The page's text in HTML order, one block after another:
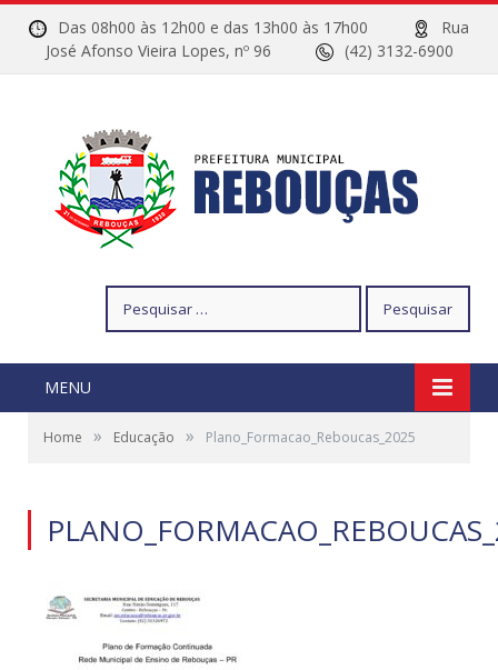
Das 08h00 às 12h00 e das 13h00 às 17h00
Rua
José Afonso Vieira Lopes, nº 96
(42) 3132-6900
por:
MENU
Home » Educação » Plano_Formacao_Reboucas_2025